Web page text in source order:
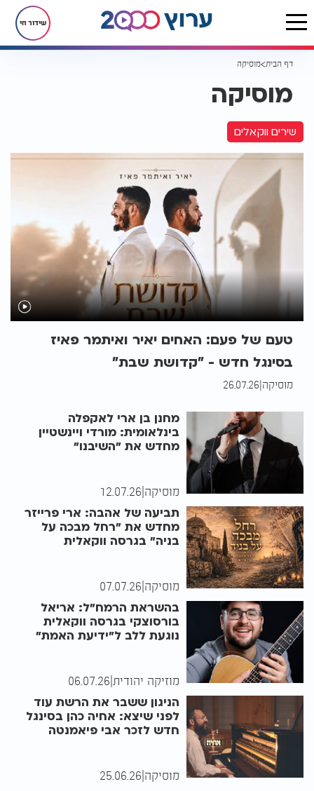
שידור חי
דף הבית מוסיקה
מוסיקה
שירים ווקאלים
טעם של פעם: האחים יאיר ואיתמר פאיז
בסינגל חדש - "קדושת שבת"
מוסיקה 26.07.26
מחנן בן ארי לאקפלה
בינלאומית: מורדי ויינשטיין
מחדש את "השיבנו"
מוסיקה 12.07.26
תביעה של אהבה: ארי פרייזר
מחדש את "רחל מבכה על
בניה" בגרסה ווקאלית
מוסיקה 07.07.26
בהשראת הרמח"ל: אריאל
בורסוצקי בגרסה ווקאלית
נוגעת ללב ל"ידיעת האמת"
מוזיקה יהודית 06.07.26
הניגון ששבר את הרשת עוד
לפני שיצא: אחיה כהן בסינגל
חדש לזכר אבי פיאמנטה
מוסיקה 25.06.26